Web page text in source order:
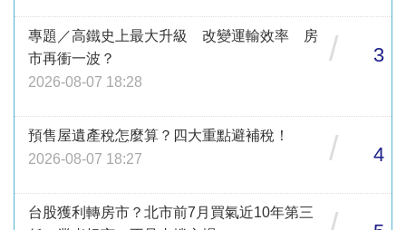
專題／高鐵史上最大升級 改變運輸效率 房
市再衝一波？
2026-08-07 18:28
/ 3
預售屋遺產稅怎麼算？四大重點避補稅！
2026-08-07 18:27
/ 4
台股獲利轉房市？北市前7月買氣近10年第三